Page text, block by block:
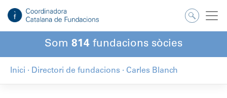
contingut
Som 814 fundacions sòcies
Inici · Directori de fundacions · Carles Blanch